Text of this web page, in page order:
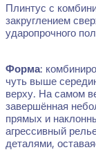
Плинтус с
закруглением
ударопрочного
Форма:
чуть выше
верху. На самом
завершённая
прямых и
агрессивный
деталями,